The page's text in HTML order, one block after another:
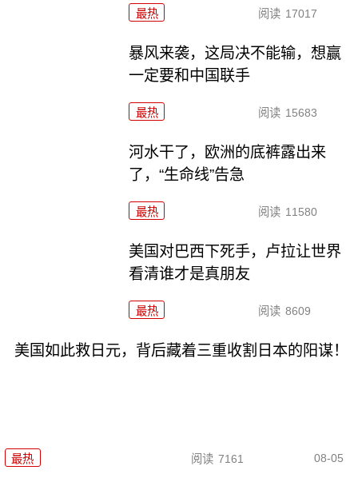
最热 阅读 17017
暴风来袭，这局决不能输，想赢
一定要和中国联手
最热 阅读 15683
河水干了，欧洲的底裤露出来
了，“生命线”告急
最热 阅读 11580
美国对巴西下死手，卢拉让世界
看清谁才是真朋友
最热 阅读 8609
美国如此救日元，背后藏着三重收割日本的阳谋！
最热 阅读 7161 08-05